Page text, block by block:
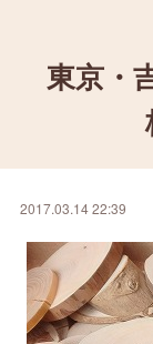
東京・
2017.03.14 22:39